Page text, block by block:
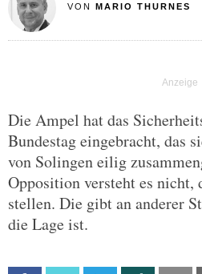
VON MARIO THURNES
Die Ampel hat das
Bundestag eingebracht, das
von Solingen eilig
Opposition versteht es nicht,
stellen. Die gibt an anderer
die Lage ist.